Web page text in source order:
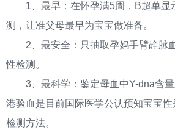
1、最早：在怀孕满5周，B超单显
测，让准父母最早为宝宝做准备。
2、最安全：只抽取孕妈手臂静脉
性检测。
3、最科学：鉴定母血中Y-dna含量
港验血是目前国际医学公认预知宝宝
检测方法。